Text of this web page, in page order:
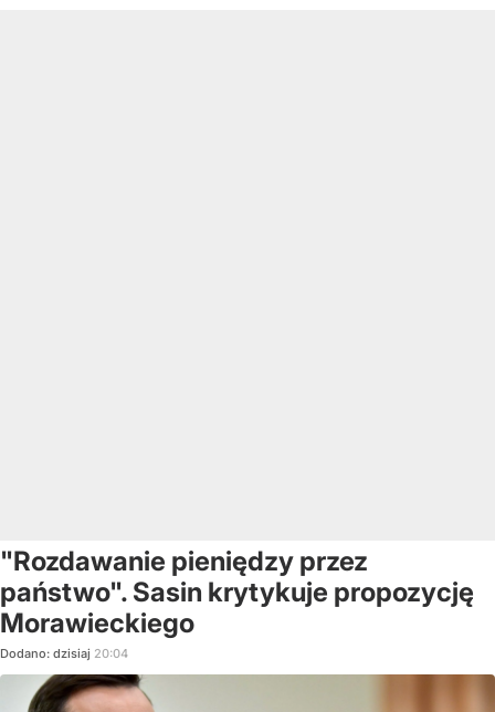
"Rozdawanie pieniędzy przez
państwo". Sasin krytykuje propozycję
Morawieckiego
Dodano: dzisiaj 20:04